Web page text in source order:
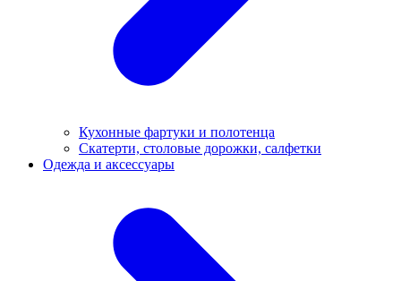
Кухонные фартуки и полотенца
Скатерти, столовые дорожки, салфетки
Одежда и аксессуары